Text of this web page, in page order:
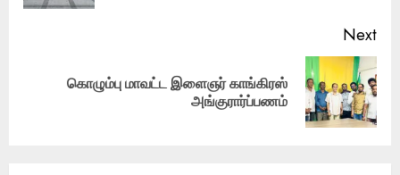
Next
கொழும்பு மாவட்ட இளைஞர் காங்கிரஸ்
அங்குரார்ப்பணம்